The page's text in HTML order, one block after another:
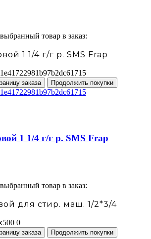
товар в заказ:
1 1/4 г/г р. SMS Frap
заказа Продолжить покупки
1 1/4 г/г р. SMS Frap
товар в заказ:
для стир. маш. 1/2*3/4
заказа Продолжить покупки